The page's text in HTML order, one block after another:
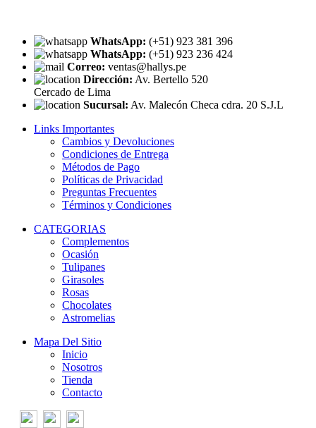
WhatsApp: (+51) 923 381 396
WhatsApp: (+51) 923 236 424
Correo: ventas@hallys.pe
Dirección: Av. Bertello 520
Cercado de Lima
Sucursal: Av. Malecón Checa cdra. 20 S.J.L
Links Importantes
Cambios y Devoluciones
Condiciones de Entrega
Métodos de Pago
Políticas de Privacidad
Preguntas Frecuentes
Términos y Condiciones
CATEGORIAS
Complementos
Ocasión
Tulipanes
Girasoles
Rosas
Chocolates
Astromelias
Mapa Del Sitio
Inicio
Nosotros
Tienda
Contacto